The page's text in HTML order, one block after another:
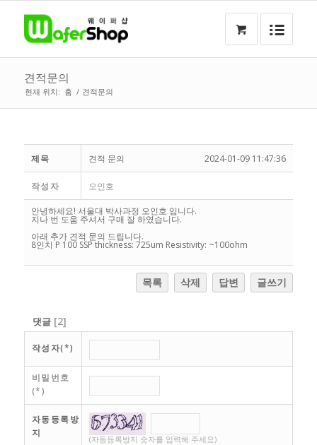
견적문의
현재 위치: 홈 / 견적문의
제목 견적 문의 2024-01-09 11:47:36
작성자 오인호
안녕하세요! 서울대 박사과정 오인호 입니다.
지나 번 도움 주셔서 구매 잘 하였습니다.
아래 추가 견적 문의 드립니다.
8인치 P 100 SSP thickness: 725um Resistivity: ~100ohm
목록 삭제 답변 글쓰기
댓글[2]
작성자(*)
비밀번호
(*)
자동등록방
지
(자동등록방지 숫자를 입력해 주세요)